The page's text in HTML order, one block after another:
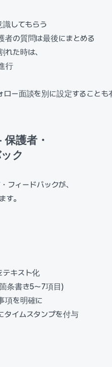
識してもらう
者の質問は最後にまとめる
た時は、
行
ロー面談を別に設定することも
護者・
ク
フィードバックが、
す。
テキスト化
条書き5〜7項目)
項を明確に
タイムスタンプを付与